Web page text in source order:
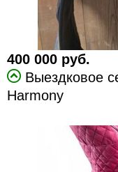
400 000 руб.
Выездковое
Harmony